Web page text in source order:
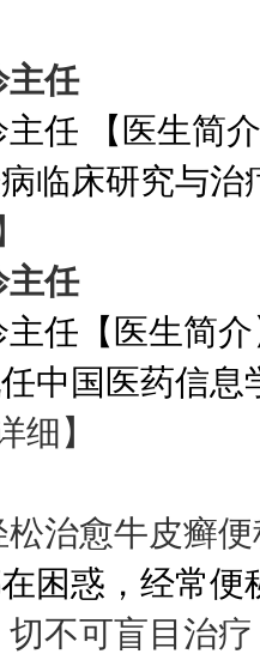
主任
任 【医生简
临床研究与
主任
任【医生简
中国医药信
细】
治愈牛皮癣
困惑，经常便
不可盲目治疗